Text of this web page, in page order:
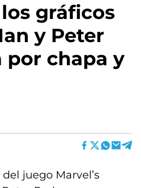
gráficos
y Peter
por chapa y
juego Marvel’s